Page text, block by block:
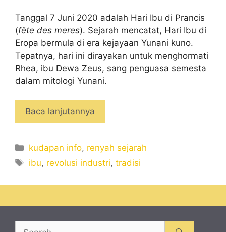
Tanggal 7 Juni 2020 adalah Hari Ibu di Prancis
(fête des meres). Sejarah mencatat, Hari Ibu di
Eropa bermula di era kejayaan Yunani kuno.
Tepatnya, hari ini dirayakan untuk menghormati
Rhea, ibu Dewa Zeus, sang penguasa semesta
dalam mitologi Yunani.
Baca lanjutannya
Categories
kudapan info, renyah sejarah
Tags
ibu, revolusi industri,tradisi
Search